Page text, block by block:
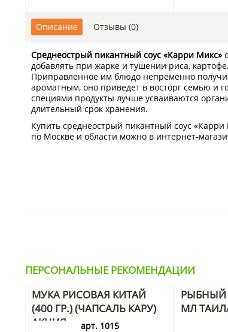
Описание Отзывы (0)
Среднеострый пикантный соус «Карри Микс»
добавлять при жарке и тушении риса,
Приправленное им блюдо непременно
ароматным, оно приведет в восторг семью и
специями продукты лучше усваиваются
длительный срок хранения.
Купить среднеострый пикантный соус «Карри
по Москве и области можно в интернет-
ПЕРСОНАЛЬНЫЕ РЕКОМЕНДАЦИИ
МУКА РИСОВАЯ КИТАЙ
(400 ГР.) (ЧАПСАЛЬ КАРУ)
АКЦИЯ
арт. 1015
РЫБНЫЙ
МЛ